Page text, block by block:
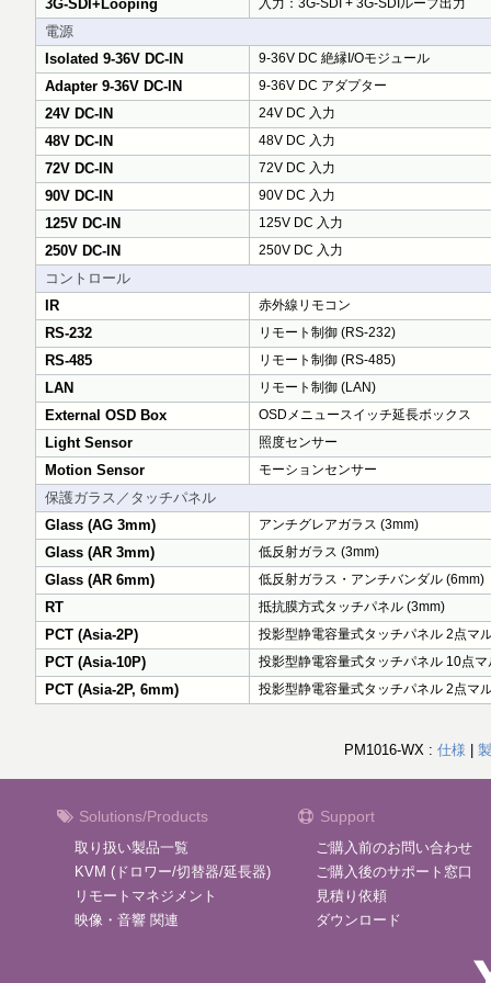
3G-SDI+Looping 入力：3G-SDI + 3G-SDIループ出力
電源
Isolated 9-36V DC-IN
9-36V DC 絶縁I/Oモジュール
Adapter 9-36V DC-IN 9-36V DC アダプター
24V DC-IN 24V DC 入力
48V DC-IN 48V DC 入力
72V DC-IN 72V DC 入力
90V DC-IN 90V DC 入力
125V DC-IN 125V DC 入力
250V DC-IN 250V DC 入力
コントロール
IR
赤外線リモコン
RS-232 リモート制御 (RS-232)
RS-485 リモート制御 (RS-485)
LAN リモート制御 (LAN)
External OSD Box OSDメニュースイッチ延長ボックス
Light Sensor 照度センサー
Motion Sensor モーションセンサー
保護ガラス／タッチパネル
Glass (AG 3mm)
アンチグレアガラス (3mm)
Glass (AR 3mm) 低反射ガラス (3mm)
Glass (AR 6mm) 低反射ガラス・アンチバンダル (6mm)
RT 抵抗膜方式タッチパネル (3mm)
PCT (Asia-2P) 投影型静電容量式タッチパネル 2点マ
PCT (Asia-10P) 投影型静電容量式タッチパネル 10点
PCT (Asia-2P, 6mm) 投影型静電容量式タッチパネル 2点マ
PM1016-WX : 仕様
Solutions/Products
取り扱い製品一覧
KVM (ドロワー/切替器/延長器)
リモートマネジメント
映像・音響 関連
Support
ご購入前のお問い合わせ
ご購入後のサポート窓口
見積り依頼
ダウンロード